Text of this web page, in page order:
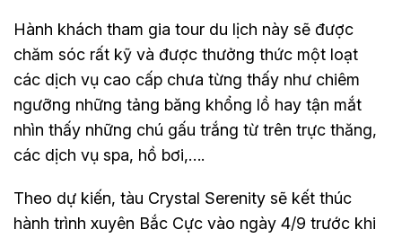
Hành khách tham gia tour du lịch này sẽ được
chăm sóc rất kỹ và được thưởng thức một loạt
các dịch vụ cao cấp chưa từng thấy như chiêm
ngưỡng những tảng băng khổng lồ hay tận mắt
nhìn thấy những chú gấu trắng từ trên trực thăng,
các dịch vụ spa, hồ bơi,….
Theo dự kiến, tàu Crystal Serenity sẽ kết thúc
hành trình xuyên Bắc Cực vào ngày 4/9 trước khi